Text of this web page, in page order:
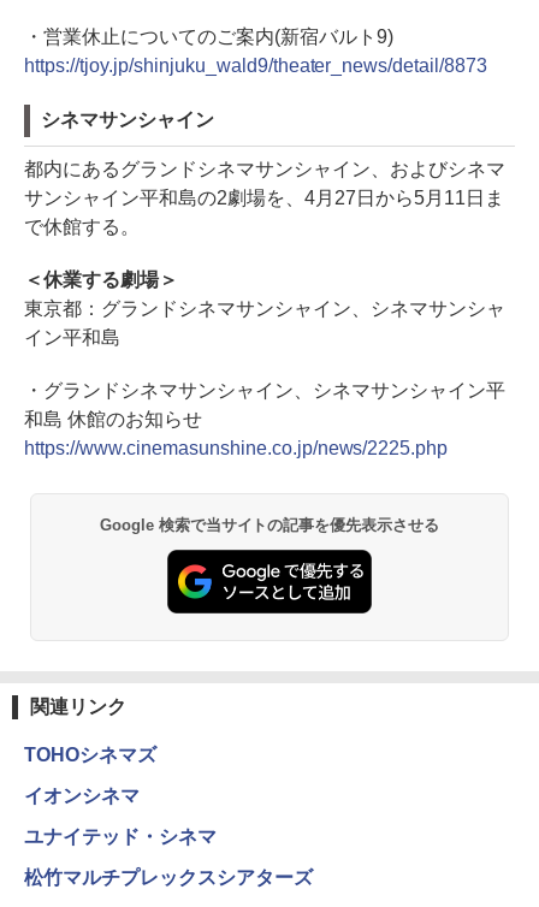
・営業休止についてのご案内(新宿バルト9)
https://tjoy.jp/shinjuku_wald9/theater_news/detail/8873
シネマサンシャイン
都内にあるグランドシネマサンシャイン、およびシネマ
サンシャイン平和島の2劇場を、4月27日から5月11日ま
で休館する。
＜休業する劇場＞
東京都：グランドシネマサンシャイン、シネマサンシャ
イン平和島
・グランドシネマサンシャイン、シネマサンシャイン平
和島 休館のお知らせ
https://www.cinemasunshine.co.jp/news/2225.php
Google 検索で当サイトの記事を優先表示させる
関連リンク
TOHOシネマズ
イオンシネマ
ユナイテッド・シネマ
松竹マルチプレックスシアターズ